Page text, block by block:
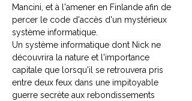
Mancini, et à l'amener en Finlande afin de
percer le code d'accès d'un mystérieux
système informatique.
Un système informatique dont Nick ne
découvrira la nature et l'importance
capitale que lorsqu'il se retrouvera pris
entre deux feux dans une impitoyable
guerre secrète aux rebondissements